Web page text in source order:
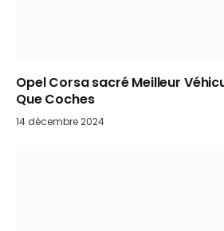
Opel Corsa sacré Meilleur
Que Coches
14 décembre 2024